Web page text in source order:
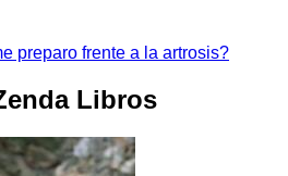
preparo frente a la artrosis?